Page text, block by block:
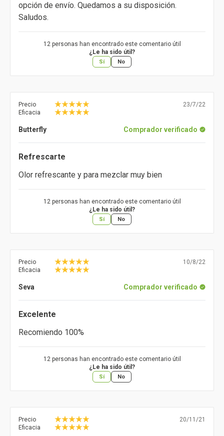
opción de envío. Quedamos a su disposición.
Saludos.
12 personas han encontrado este comentario útil
¿Le ha sido útil?
Sí No
Precio
Eficacia
23/7/22
Butterfly Comprador verificado
Refrescarte
Olor refrescante y para mezclar muy bien
12 personas han encontrado este comentario útil
¿Le ha sido útil?
Sí No
Precio
Eficacia
10/8/22
Seva Comprador verificado
Excelente
Recomiendo 100%
12 personas han encontrado este comentario útil
¿Le ha sido útil?
Sí No
Precio
Eficacia
20/11/21